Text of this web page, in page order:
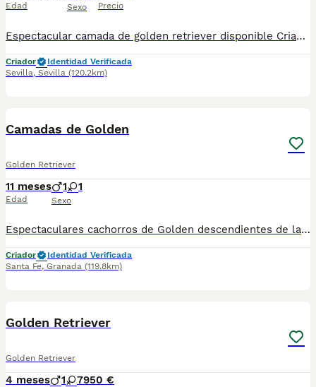
Edad Sexo Precio
Espectacular camada de golden retriever disponible Criado en ambiente familiar padres a la vista se entrega con su vacuna y desparacitado y su cartilla correspondiente a su edad
Criador
Identidad Verificada
Sevilla, Sevilla (120.2km)
Camadas de Golden
Golden Retriever
11 meses
Edad
1 1
Sexo
Espectaculares cachorros de Golden descendientes de las mejores líneas de sangre. Disponibles machos y hembras Profesionales en la cría ética, transparente y familiar , con ejemplares nacidos y criados en España. Las camadas están bajo supervisión veterinaria desde su nacimiento hasta que son entregadas a su nueva familia. Criados por un equipo de profesionales y mejores personas que, con años de experiencia a sus espaldas, cuidan a los animales por vocación, aplicando una cría ética y responsable para que cada cachorro se desarrolle con la mejor salud y con un buen temperamento. Todos los cachorritos se entregan con unos dos meses y medio de edad y sus vacunas correspondientes, desparasitados interna y externamente, con certificado de salud, y garantía tanto por enfermedad vírica como congénito genética. Posibilidad de entregar en toda España mediante transporte propio habilitado para perros y con chofer privado. Precio a partir de 800€
Criador
Identidad Verificada
Santa Fe, Granada (119.8km)
Golden Retriever
Golden Retriever
4 meses 1 7950 €